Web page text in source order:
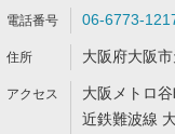
06-6773-
大阪府大阪
大阪メトロ
近鉄難波線